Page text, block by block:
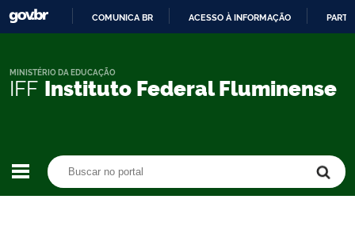
CONTEÚDO
COMUNICA BR ACESSO À INFORMAÇÃO
IFF Instituto Federal Fluminense
MINISTÉRIO DA EDUCAÇÃO